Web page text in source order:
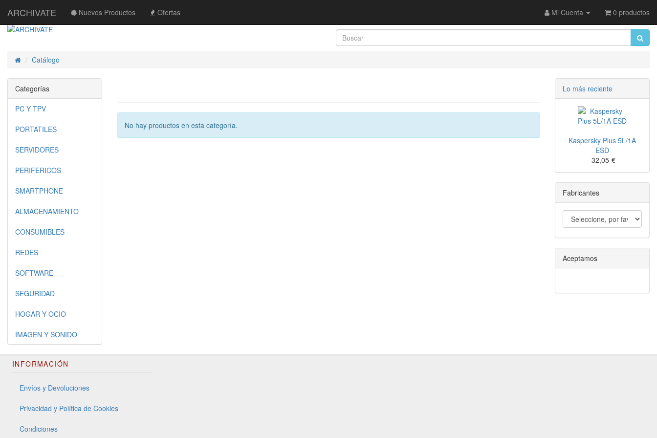
ARCHIVATE Nuevos Productos Ofertas Mi Cuenta 0 productos
InicioCatálogo
No hay productos en esta categoría.
Categorías
PC Y TPV
PORTATILES
SERVIDORES
PERIFERICOS
SMARTPHONE
ALMACENAMIENTO
CONSUMIBLES
REDES
SOFTWARE
SEGURIDAD
HOGAR Y OCIO
IMAGEN Y SONIDO
Lo más reciente
Kaspersky Plus 5L/1A
ESD
32,05 €
Fabricantes
Aceptamos
INFORMACIÓN
Envíos y Devoluciones
Privacidad y Política de Cookies
Condiciones